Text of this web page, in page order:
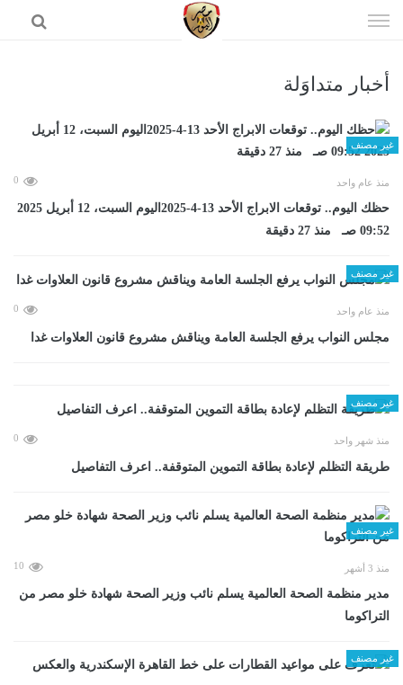
الى
أخبار متداوَلة
غير مصنف
منذ عام واحد 0
حظك اليوم.. توقعات الابراج الأحد 13-4-2025اليوم السبت، 12 أبريل 2025
09:52 صـ منذ 27 دقيقة
غير مصنف
منذ عام واحد 0
مجلس النواب يرفع الجلسة العامة ويناقش مشروع قانون العلاوات غدا
غير مصنف
منذ شهر واحد 0
طريقة التظلم لإعادة بطاقة التموين المتوقفة.. اعرف التفاصيل
غير مصنف
منذ 3 أشهر 10
مدير منظمة الصحة العالمية يسلم نائب وزير الصحة شهادة خلو مصر من
التراكوما
غير مصنف